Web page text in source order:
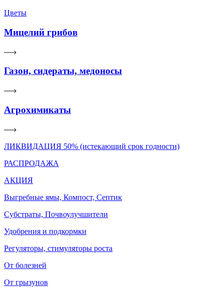
Цветы
Мицелий грибов
Газон, сидераты, медоносы
Агрохимикаты
ЛИКВИДАЦИЯ 50% (истекающий срок годности)
РАСПРОДАЖА
АКЦИЯ
Выгребные ямы, Компост, Септик
Субстраты, Почвоулучшители
Удобрения и подкормки
Регуляторы, стимуляторы роста
От болезней
От грызунов